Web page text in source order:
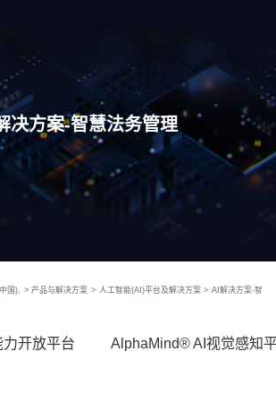
决方案-智慧法务管理
国), > 产品与解决方案 > 人工智能(AI)平台及解决方案 > AI解决方案-智
开放平台 AlphaMind® AI视觉感知